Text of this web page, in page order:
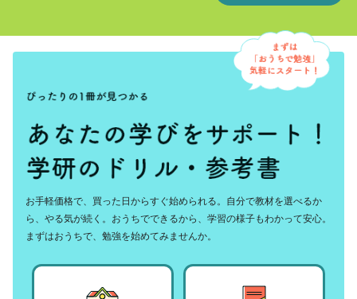
お手軽価格で、買った日からすぐ始められる。自分で教材を選べるか
ら、やる気が続く。おうちでできるから、学習の様子もわかって安心。
まずはおうちで、勉強を始めてみませんか。